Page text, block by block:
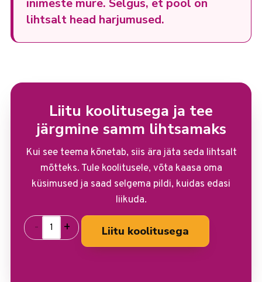
inimeste mure. Selgus, et pool on
lihtsalt head harjumused.
Liitu koolitusega ja tee
järgmine samm lihtsamaks
Kui see teema kõnetab, siis ära jäta seda lihtsalt
mõtteks. Tule koolitusele, võta kaasa oma
küsimused ja saad selgema pildi, kuidas edasi
liikuda.
- + Liitu koolitusega